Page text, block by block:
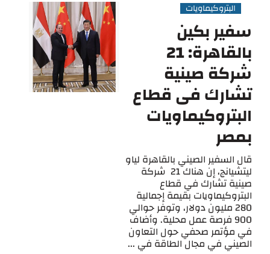
البتروكيماويات
سفير بكين
بالقاهرة: 21
شركة صينية
تشارك فى قطاع
البتروكيماويات
بمصر
قال السفير الصيني بالقاهرة لياو
ليتشيانج، إن هناك 21 شركة
صينية تشارك في قطاع
البتروكيماويات بقيمة إجمالية
280 مليون دولار، وتوفر حوالي
900 فرصة عمل محلية. وأضاف
في مؤتمر صحفي حول التعاون
الصيني في مجال الطاقة في ...